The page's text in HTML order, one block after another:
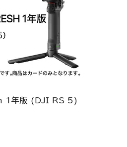
1年版 (DJI RS 5)